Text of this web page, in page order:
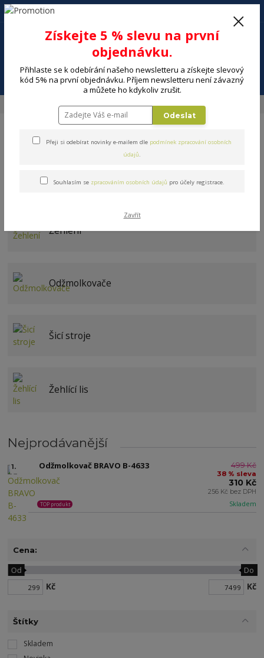
Menu
+420 602 494 600
Péče o prádlo
Žehlení
Odžmolkovače
Šicí stroje
Žehlící lis
Nejprodávanější
1. Odžmolkovač BRAVO B-4633
Skladem
TOP produkt
499 Kč
38 % sleva
310 Kč
256 Kč bez DPH
Cena:
Kč
Od Do
Kč
Štítky
Skladem
Získejte 5 % slevu na první
objednávku.
Přihlaste se k odebírání našeho newsletteru a získejte slevový
kód 5% na první objednávku. Příjem newsletteru není závazný
a můžete ho kdykoliv zrušit.
Odeslat
Přeji si odebírat novinky e-mailem dle podmínek zpracování osobních
údajů.
Souhlasím se zpracováním osobních údajů pro účely registrace.
Zavřít